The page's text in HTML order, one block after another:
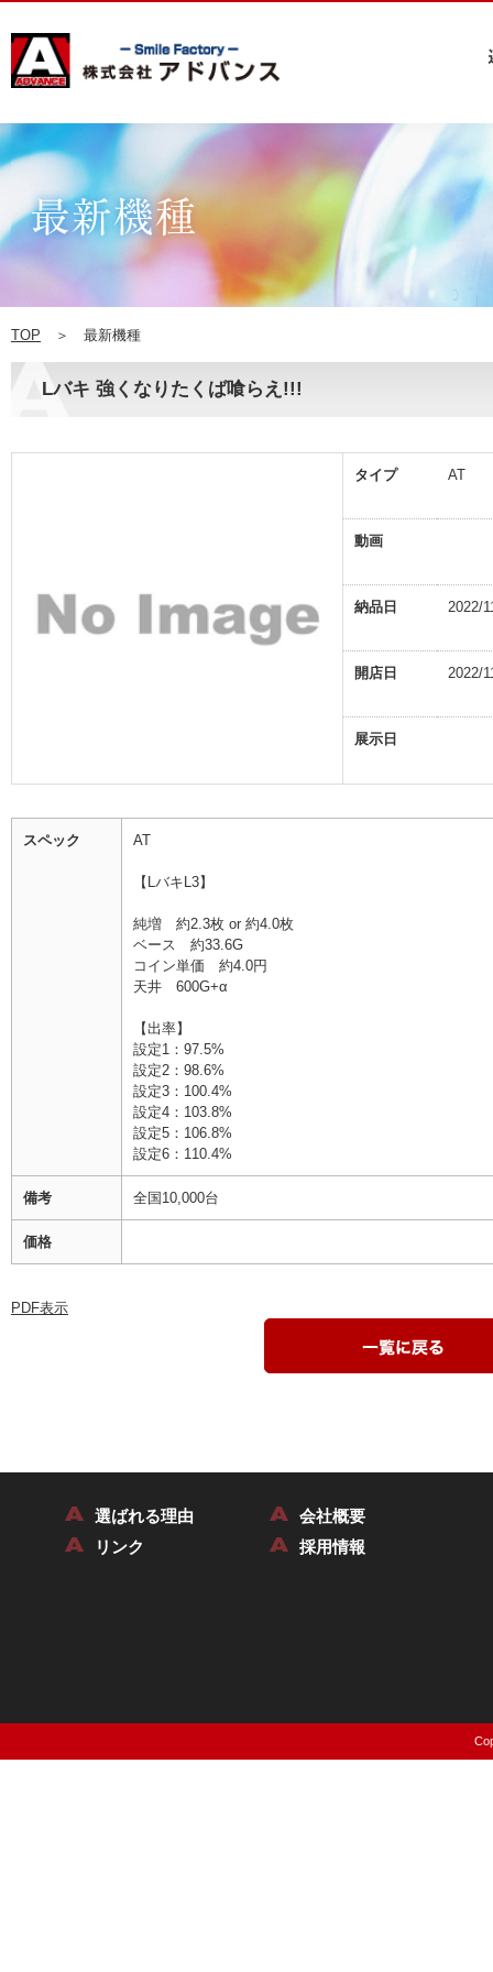
TOP ＞ 最新機種
Lバキ 強くなりたくば喰らえ!!!
タイプ AT
動画
納品日 2022/
開店日 2022/
展示日
スペック AT
【LバキL3】
純増 約2.3枚 or 約4.0枚
ベース 約33.6G
コイン単価 約4.0円
天井 600G+α
【出率】
設定1：97.5%
設定2：98.6%
設定3：100.4%
設定4：103.8%
設定5：106.8%
設定6：110.4%
備考 全国10,000台
価格
PDF表示
選ばれる理由
リンク
会社概要
採用情報